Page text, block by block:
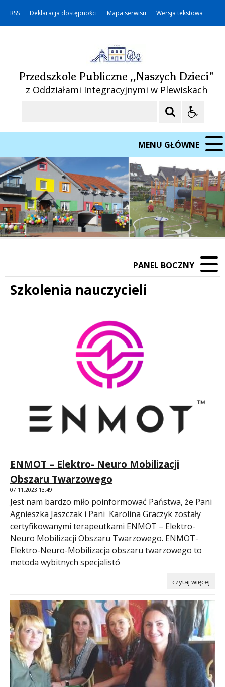
RSS Deklaracja dostępności Mapa serwisu Wersja tekstowa
Przedszkole Publiczne ,,Naszych Dzieci"
z Oddziałami Integracyjnymi w Plewiskach
MENU GŁÓWNE
PANEL BOCZNY
Szkolenia nauczycieli
ENMOT – Elektro- Neuro Mobilizacji
Obszaru Twarzowego
07.11.2023 13:49
Jest nam bardzo miło poinformować Państwa, że Pani
Agnieszka Jaszczak i Pani Karolina Graczyk zostały
certyfikowanymi terapeutkami ENMOT – Elektro-
Neuro Mobilizacji Obszaru Twarzowego. ENMOT-
Elektro-Neuro-Mobilizacja obszaru twarzowego to
metoda wybitnych specjalistó
czytaj więcej